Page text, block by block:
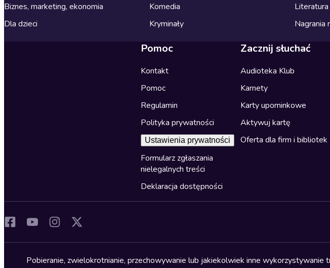
Biznes, marketing, ekonomia
Dla dzieci
Komedia
Kryminały
Nagrania
Pomoc
Kontakt
Pomoc
Regulamin
Polityka prywatności
Ustawienia prywatności
Formularz zgłaszania
nielegalnych treści
Deklaracja dostępności
Zacznij słuchać
Audioteka Klub
Karnety
Karty upominkowe
Aktywuj kartę
Oferta dla firm i bibliotek
Pobieranie, zwielokrotnianie, przechowywanie lub jakiekolwiek inne